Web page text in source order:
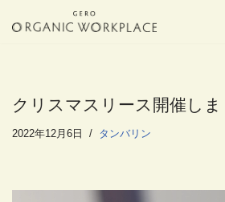
ン
ツ
へ
クリスマスリース開催しま
2022年12月6日 タンバリン